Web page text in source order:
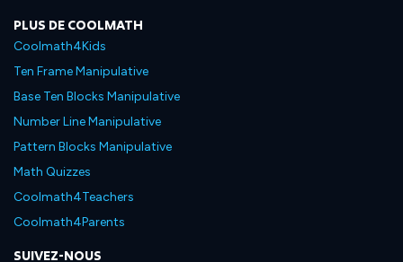
PLUS DE COOLMATH
Coolmath4Kids
Ten Frame Manipulative
Base Ten Blocks Manipulative
Number Line Manipulative
Pattern Blocks Manipulative
Math Quizzes
Coolmath4Teachers
Coolmath4Parents
SUIVEZ-NOUS